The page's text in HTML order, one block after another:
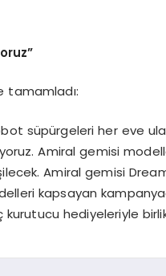
tamamladı:
süpürgeleri her eve
Amiral gemisi
Amiral gemisi
kapsayan
hediyeleriyle